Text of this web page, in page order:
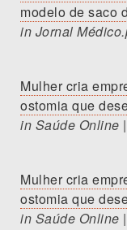
modelo de saco
in Jornal
Mulher cria
ostomia que
in Saúde Online
Mulher cria
ostomia que
in Saúde Online